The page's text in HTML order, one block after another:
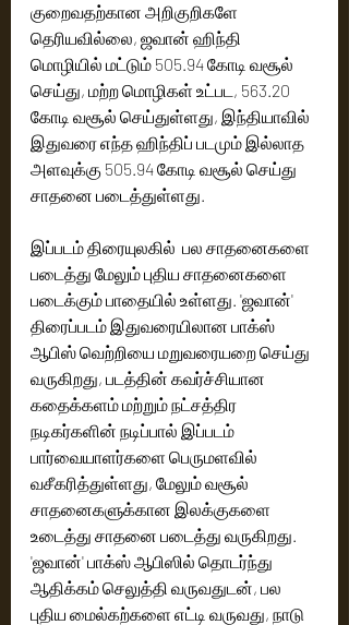
குறைவதற்கான அறிகுறிகளே
தெரியவில்லை, ஜவான் ஹிந்தி
மொழியில் மட்டும் 505.94 கோடி வசூல்
செய்து, மற்ற மொழிகள் உட்பட, 563.20
கோடி வசூல் செய்துள்ளது, இந்தியாவில்
இதுவரை எந்த ஹிந்திப் படமும் இல்லாத
அளவுக்கு 505.94 கோடி வசூல் செய்து
சாதனை படைத்துள்ளது.
இப்படம் திரையுலகில்  பல சாதனைகளை
படைத்து மேலும் புதிய சாதனைகளை
படைக்கும் பாதையில் உள்ளது. 'ஜவான்'
திரைப்படம் இதுவரையிலான பாக்ஸ்
ஆபிஸ் வெற்றியை மறுவரையறை செய்து
வருகிறது, படத்தின் கவர்ச்சியான
கதைக்களம் மற்றும் நட்சத்திர
நடிகர்களின் நடிப்பால் இப்படம்
பார்வையாளர்களை பெருமளவில்
வசீகரித்துள்ளது, மேலும் வசூல்
சாதனைகளுக்கான இலக்குகளை
உடைத்து சாதனை படைத்து வருகிறது.
'ஜவான்' பாக்ஸ் ஆபிஸில் தொடர்ந்து
ஆதிக்கம் செலுத்தி வருவதுடன், பல
புதிய மைல்கற்களை எட்டி வருவது, நாடு